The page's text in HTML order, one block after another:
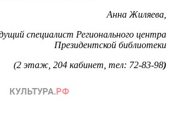
Анна Жиляева,
Регионального центра
Президентской библиотеки
(2 этаж, 204 кабинет, тел: 72-83-98)